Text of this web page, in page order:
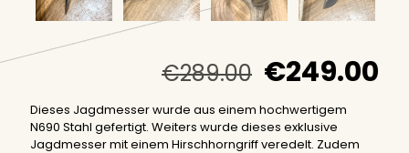
€289.00
Preis
war:
€249.00
Dieses Jagdmesser wurde aus einem hochwertigem
N690 Stahl gefertigt. Weiters wurde dieses exklusive
Jagdmesser mit einem Hirschhorngriff veredelt. Zudem